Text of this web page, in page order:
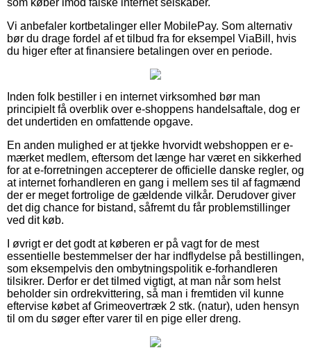
Vi anbefaler kortbetalinger eller MobilePay. Som alternativ
bør du drage fordel af et tilbud fra for eksempel ViaBill, hvis
du higer efter at finansiere betalingen over en periode.
Inden folk bestiller i en internet virksomhed bør man
principielt få overblik over e-shoppens handelsaftale, dog er
det undertiden en omfattende opgave.
En anden mulighed er at tjekke hvorvidt webshoppen er e-
mærket medlem, eftersom det længe har været en sikkerhed
for at e-forretningen accepterer de officielle danske regler, og
at internet forhandleren en gang i mellem ses til af fagmænd
der er meget fortrolige de gældende vilkår. Derudover giver
det dig chance for bistand, såfremt du får problemstillinger
ved dit køb.
I øvrigt er det godt at køberen er på vagt for de mest
essentielle bestemmelser der har indflydelse på bestillingen,
som eksempelvis den ombytningspolitik e-forhandleren
tilsikrer. Derfor er det tilmed vigtigt, at man når som helst
beholder sin ordrekvittering, så man i fremtiden vil kunne
eftervise købet af Grimeovertræk 2 stk. (natur), uden hensyn
til om du søger efter varer til en pige eller dreng.